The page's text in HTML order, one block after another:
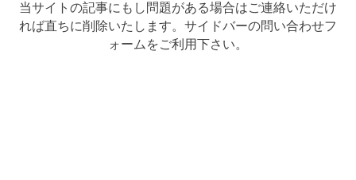
当サイトの記事にもし問題がある場合はご連絡いただけ
れば直ちに削除いたします。サイドバーの問い合わせフ
ォームをご利用下さい。